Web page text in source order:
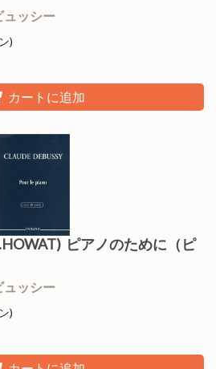
ュッシー
)
カートに追加
ピアノのために（ピ
ュッシー
)